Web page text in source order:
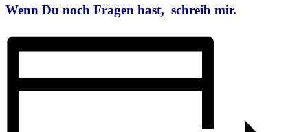
Wenn Du noch Fragen hast, schreib mir.